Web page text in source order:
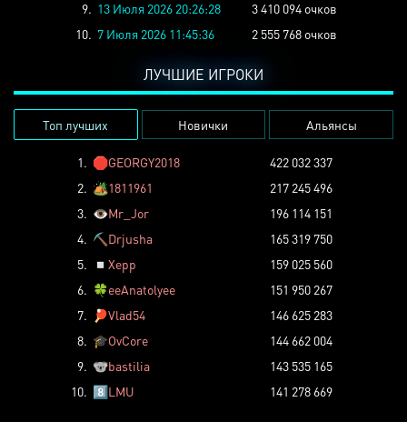
9. 13 Июля 2026 20:26:28
3 410 094 очков
10. 7 Июля 2026 11:45:36 2 555 768 очков
ЛУЧШИЕ ИГРОКИ
Топ лучших Новички Альянсы
1. 🛑GEORGY2018
422 032 337
2. 🏕️1811961
217 245 496
3. 👁️Mr_Jor
196 114 151
4. ⛏️ Drjusha
165 319 750
5.
◽ Xepp
159 025 560
6. 🍀eeAnatolyee
151 950 267
7.
🏓Vlad54
146 625 283
8. 🎓OvCore
144 662 004
9. 🐨bastilia
143 535 165
10. 8️⃣LMU 141 278 669